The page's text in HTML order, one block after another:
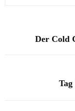
Der Cold